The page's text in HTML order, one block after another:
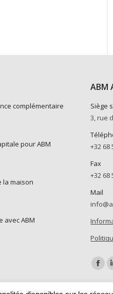
complémentaire
pour ABM
la maison
avec ABM
ABM
Siège
3, rue
+32 68
Fax
+32 68
Mail
page